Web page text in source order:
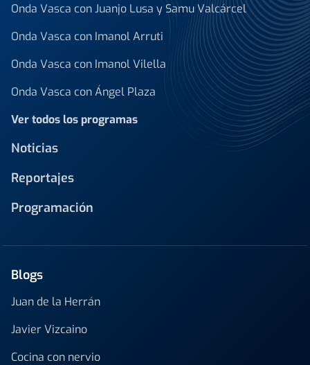
Onda Vasca con Juanjo Lusa y Samu Valcárcel
Onda Vasca con Imanol Arruti
Onda Vasca con Imanol Vilella
Onda Vasca con Ángel Plaza
Ver todos los programas
Noticias
Reportajes
Programación
Blogs
Juan de la Herrán
Javier Vizcaino
Cocina con nervio